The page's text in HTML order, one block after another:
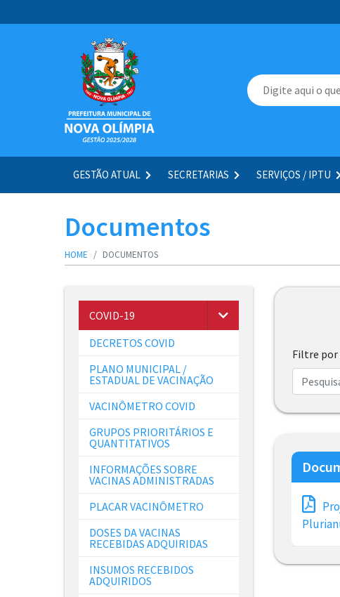
GESTÃO ATUAL SECRETARIAS SERVIÇOS / IPTU
Documentos
HOME DOCUMENTOS
COVID-19
DECRETOS COVID
PLANO MUNICIPAL /
ESTADUAL DE VACINAÇÃO
VACINÔMETRO COVID
GRUPOS PRIORITÁRIOS E
QUANTITATIVOS
INFORMAÇÕES SOBRE
VACINAS ADMINISTRADAS
PLACAR VACINÔMETRO
DOSES DA VACINAS
RECEBIDAS ADQUIRIDAS
INSUMOS RECEBIDOS
ADQUIRIDOS
Filtre por